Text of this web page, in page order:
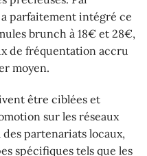
a parfaitement intégré ce
brunch à 18€ et 28€,
de fréquentation accru
moyen.
être ciblées et
sur les réseaux
partenariats locaux,
spécifiques tels que les